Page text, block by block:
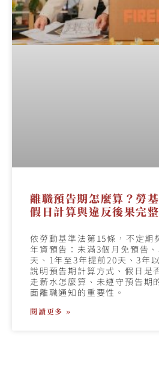
離職預告期怎麼算？勞
假日計算與違反後果完
依勞動基準法第15條，不定期
年資預告：未滿3個月免預告
天、1年至3年提前20天、3年
說明預告期計算方式、假日是
走薪水怎麼算、未遵守預告期
面離職通知的重要性。
閱讀更多 »